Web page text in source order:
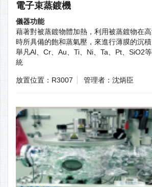
電子束蒸鍍機
儀器功能
藉著對被蒸鍍物體加熱，利用被蒸鍍物在高
時所具備的飽和蒸氣壓，來進行薄膜的沉積
舉凡Al、Cr、Au、Ti、Ni、Ta、Pt、SiO2
統
放置位置：R3007 管理者：沈炳臣